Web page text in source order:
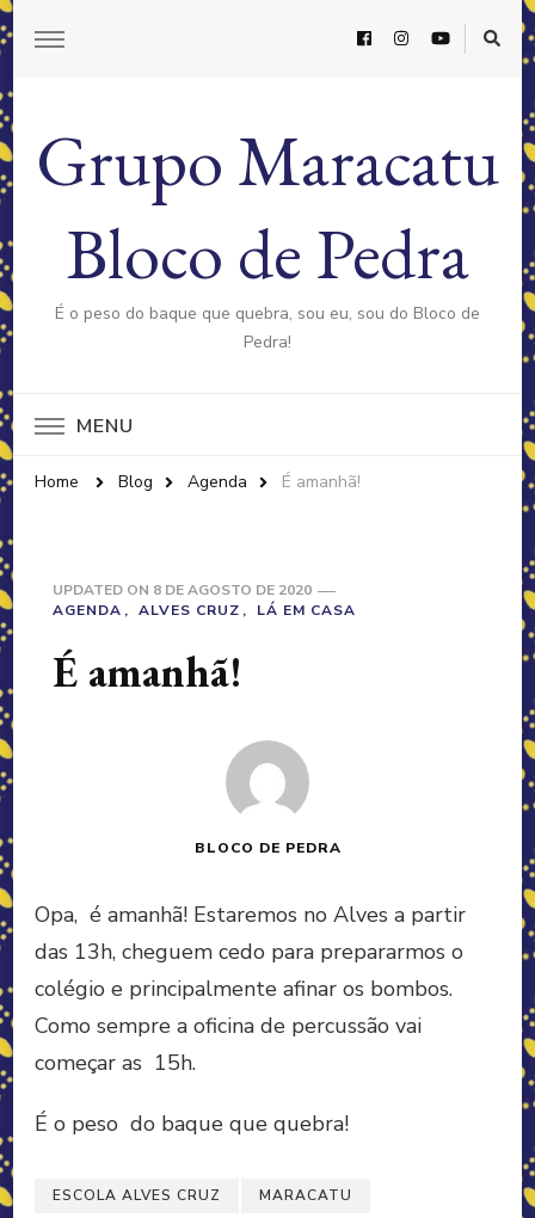
Grupo Maracatu
Bloco de Pedra
É o peso do baque que quebra, sou eu, sou do Bloco de
Pedra!
MENU
Home Blog Agenda É amanhã!
UPDATED ON 8 DE AGOSTO DE 2020
AGENDA
ALVES CRUZ LÁ EM CASA
É amanhã!
BLOCO DE PEDRA
Opa, é amanhã! Estaremos no Alves a partir
das 13h, cheguem cedo para prepararmos o
colégio e principalmente afinar os bombos.
Como sempre a oficina de percussão vai
começar as 15h.
É o peso do baque que quebra!
ESCOLA ALVES CRUZ MARACATU